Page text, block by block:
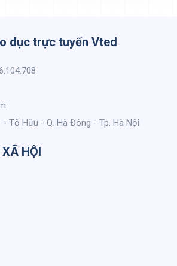
dục trực tuyến Vted
- Tố Hữu - Q. Hà Đông - Tp. Hà Nội
HỘI